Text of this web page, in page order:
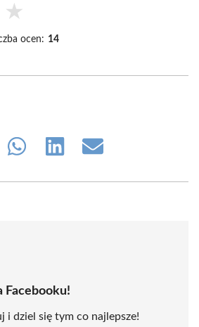
★
ocen: 14
Share
Share
Share
Facebooku!
i dziel się tym co najlepsze!